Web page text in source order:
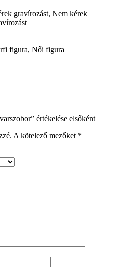
gravírozást, Nem kérek
figura, Női figura
értékelése elsőként
A kötelező mezőket *